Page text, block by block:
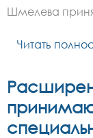
Шмелева
Читать